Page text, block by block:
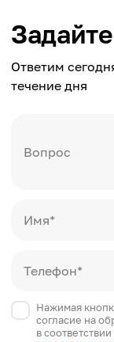
Ответим
течение дня
Вопрос
Имя*
Телефон*
Нажимая
согласие на
в соответствии